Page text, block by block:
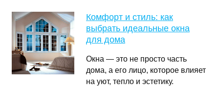
Комфорт и стиль: как
выбрать идеальные окна
для дома
Окна — это не просто часть
дома, а его лицо, которое влияет
на уют, тепло и эстетику.